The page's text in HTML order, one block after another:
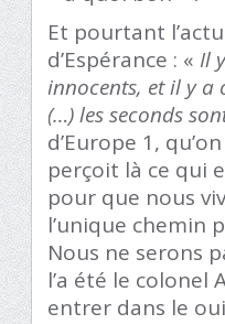
Et pourtant
d’Espérance : « Il
innocents, et il y a
(…) les seconds
d’Europe 1,
perçoit là ce qui
pour que nous
l’unique chemin
Nous ne serons
l’a été le
entrer dans le